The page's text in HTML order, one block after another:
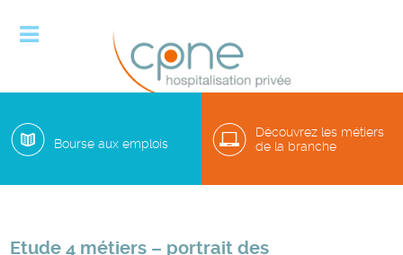

Etude 4 métiers – portrait des
Bourse aux emplois
Découvrez les métiers
de la branche